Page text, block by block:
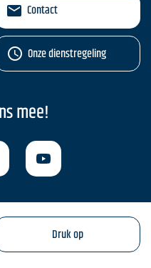
Contact
Onze dienstregeling
mee!
Druk op